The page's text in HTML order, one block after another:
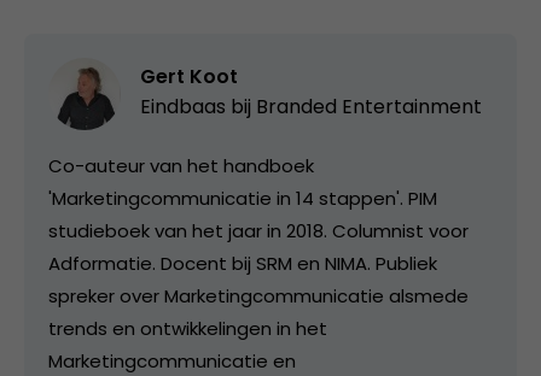
Gert Koot
Eindbaas bij Branded Entertainment
Co-auteur van het handboek
'Marketingcommunicatie in 14 stappen'. PIM
studieboek van het jaar in 2018. Columnist voor
Adformatie. Docent bij SRM en NIMA. Publiek
spreker over Marketingcommunicatie alsmede
trends en ontwikkelingen in het
Marketingcommunicatie en